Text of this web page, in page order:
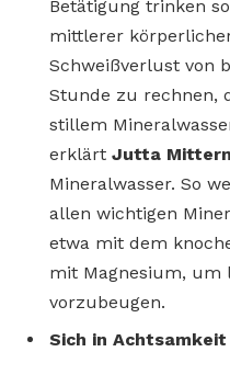
Betätigung trinken
mittlerer
Schweißverlust von
Stunde zu rechnen,
stillem
erklärt Jutta
Mineralwasser. So
allen wichtigen
etwa mit dem
mit Magnesium, um
vorzubeugen.
Sich in Achtsamkeit